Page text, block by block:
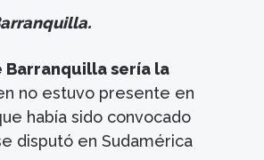
Barranquilla sería la
no estuvo presente en
había sido convocado
disputó en Sudamérica